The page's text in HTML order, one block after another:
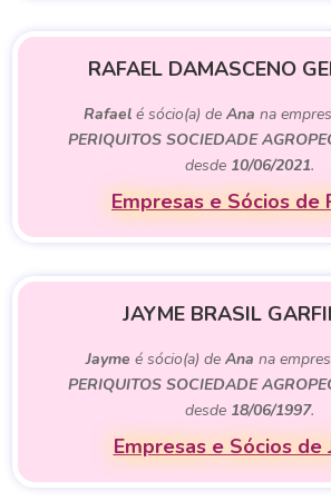
RAFAEL DAMASCENO
Rafael é sócio(a) de Ana na
PERIQUITOS SOCIEDADE
desde 10/06/2021.
Empresas e Sócios de
JAYME BRASIL
Jayme é sócio(a) de Ana na
PERIQUITOS SOCIEDADE
desde 18/06/1997.
Empresas e Sócios de